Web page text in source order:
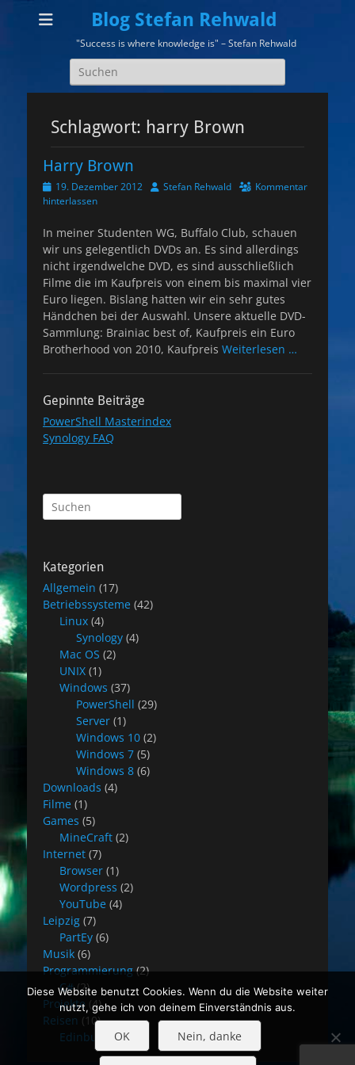
Blog Stefan Rehwald
"Success is where knowledge is" – Stefan Rehwald
Suchen
nach:
Schlagwort: harry Brown
Harry Brown
Veröffentlicht
am
19. Dezember 2012 AutorStefan Rehwald
Kommentar
hinterlassen
In meiner Studenten WG, Buffalo Club, schauen
wir uns gelegentlich DVDs an. Es sind allerdings
nicht irgendwelche DVD, es sind ausschließlich
Filme die im Kaufpreis von einem bis maximal vier
Euro liegen. Bislang hatten wir ein sehr gutes
Händchen bei der Auswahl. Unsere aktuelle DVD-
Sammlung: Brainiac best of, Kaufpreis ein Euro
Brotherhood von 2010, Kaufpreis Weiterlesen …
Gepinnte Beiträge
PowerShell Masterindex
Synology FAQ
Suchen
nach:
Kategorien
Allgemein (17)
Betriebssysteme (42)
Linux (4)
Synology (4)
Mac OS (2)
UNIX (1)
Windows (37)
PowerShell (29)
Server (1)
Windows 10 (2)
Windows 7 (5)
Windows 8 (6)
Downloads (4)
Filme (1)
Games (5)
MineCraft (2)
Internet (7)
Browser (1)
Wordpress (2)
YouTube (4)
Leipzig (7)
PartEy (6)
Musik (6)
Programmierung (2)
C#(2)
Projekte (4)
Reisen (10)
Edinburgh(8)
Diese Website benutzt Cookies. Wenn du die Website weiter
nutzt, gehe ich von deinem Einverständnis aus.
OK Nein, danke